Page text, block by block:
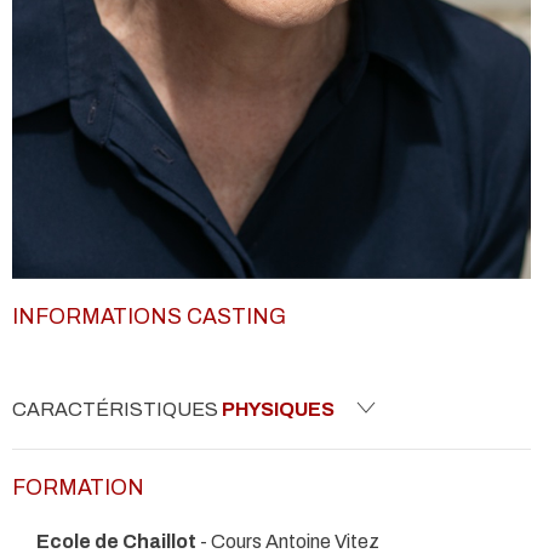
INFORMATIONS CASTING
CARACTÉRISTIQUES PHYSIQUES
FORMATION
Ecole de Chaillot - Cours Antoine Vitez